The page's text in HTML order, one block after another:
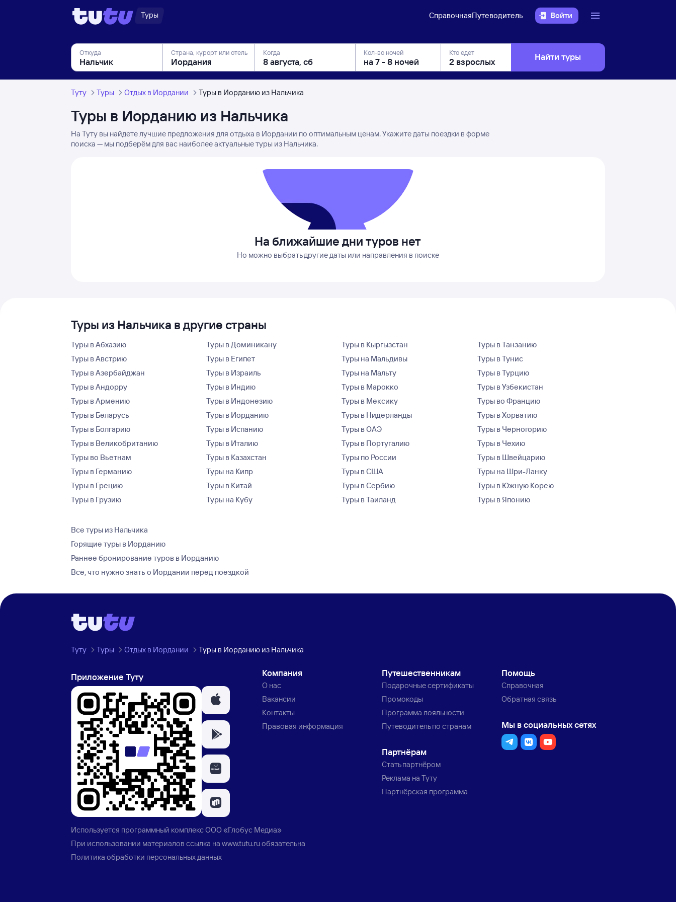
Туры СправочнаяПутеводитель Войти
Откуда Страна, курорт или отель Когда Кол-во ночей Кто едет Найти туры
Туту Туры Отдых в Иордании Туры в Иорданию из Нальчика
Туры в Иорданию из Нальчика
На Туту вы найдете лучшие предложения для отдыха в Иордании по оптимальным ценам. Укажите даты поездки в форме
поиска — мы подберём для вас наиболее актуальные туры из Нальчика.
На ближайшие дни туров нет
Но можно выбрать другие даты или направления в поиске
Туры из Нальчика в другие страны
Туры в Абхазию
Туры в Австрию
Туры в Азербайджан
Туры в Андорру
Туры в Армению
Туры в Беларусь
Туры в Болгарию
Туры в Великобританию
Туры во Вьетнам
Туры в Германию
Туры в Грецию
Туры в Грузию
Туры в Доминикану
Туры в Египет
Туры в Израиль
Туры в Индию
Туры в Индонезию
Туры в Иорданию
Туры в Испанию
Туры в Италию
Туры в Казахстан
Туры на Кипр
Туры в Китай
Туры на Кубу
Туры в Кыргызстан
Туры на Мальдивы
Туры на Мальту
Туры в Марокко
Туры в Мексику
Туры в Нидерланды
Туры в ОАЭ
Туры в Португалию
Туры по России
Туры в США
Туры в Сербию
Туры в Таиланд
Туры в Танзанию
Туры в Тунис
Туры в Турцию
Туры в Узбекистан
Туры во Францию
Туры в Хорватию
Туры в Черногорию
Туры в Чехию
Туры в Швейцарию
Туры на Шри-Ланку
Туры в Южную Корею
Туры в Японию
Все туры из Нальчика
Горящие туры в Иорданию
Раннее бронирование туров в Иорданию
Все, что нужно знать о Иордании перед поездкой
Туту Туры Отдых в Иордании Туры в Иорданию из Нальчика
Приложение Туту Компания
О нас
Вакансии
Контакты
Правовая информация
Путешественникам
Подарочные сертификаты
Промокоды
Программа лояльности
Путеводитель по странам
Партнёрам
Стать партнёром
Реклама на Туту
Партнёрская программа
Помощь
Справочная
Обратная связь
Мы в социальных сетях
Используется программный комплексООО «Глобус Медиа»
При использовании материалов ссылка наwww.tutu.ruобязательна
Политика обработки персональных данных